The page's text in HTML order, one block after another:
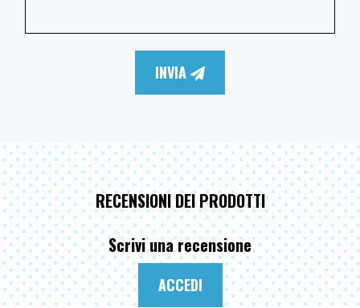
INVIA
RECENSIONI DEI PRODOTTI
Scrivi una recensione
ACCEDI